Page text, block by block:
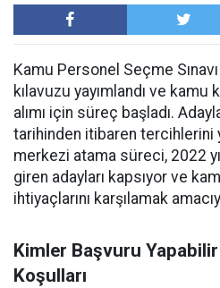
Kamu Personel Seçme
kılavuzu yayımlandı ve
alımı için süreç başladı.
tarihinden itibaren tercihlerini
merkezi atama süreci, 2022
giren adayları kapsıyor ve
ihtiyaçlarını karşılamak
Kimler Başvuru
Koşulları